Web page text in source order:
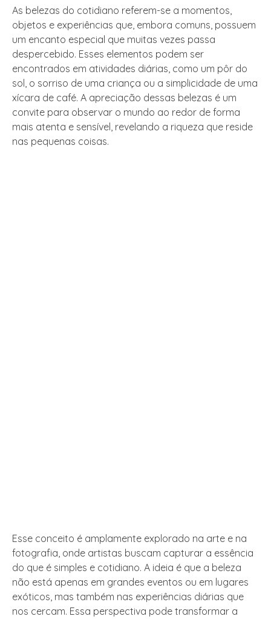
As belezas do cotidiano referem-se a momentos,
objetos e experiências que, embora comuns, possuem
um encanto especial que muitas vezes passa
despercebido. Esses elementos podem ser
encontrados em atividades diárias, como um pôr do
sol, o sorriso de uma criança ou a simplicidade de uma
xícara de café. A apreciação dessas belezas é um
convite para observar o mundo ao redor de forma
mais atenta e sensível, revelando a riqueza que reside
nas pequenas coisas.
Esse conceito é amplamente explorado na arte e na
fotografia, onde artistas buscam capturar a essência
do que é simples e cotidiano. A ideia é que a beleza
não está apenas em grandes eventos ou em lugares
exóticos, mas também nas experiências diárias que
nos cercam. Essa perspectiva pode transformar a